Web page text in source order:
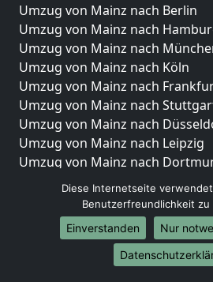
Umzug von Mainz nach Berlin
Umzug von Mainz nach
Umzug von Mainz nach
Umzug von Mainz nach Köln
Umzug von Mainz nach
Umzug von Mainz nach
Umzug von Mainz nach
Umzug von Mainz nach Leipzig
Umzug von Mainz nach
Umzug von Mainz nach Essen
Umzug von Mainz nach Bremen
Umzug von Mainz nach Dresden
Umzug von Mainz nach
Umzug von Mainz nach
Diese Internetseite
Benutzerfreundlichkeit zu
Einverstanden
Nur